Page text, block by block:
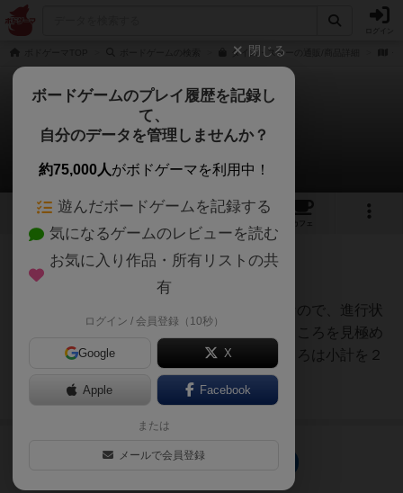
ダイス・スターの通販/商品詳細
ダイス・スター
1件の戦略やコツ
5 4
カフェ
41名
全てをうまくいかせるのは無理なので、進行状
況を見ながら、得点をとるべきところを見極め
ます。そして得点をとるべきところは小計を２
倍にするのがポイントです。
続きを読む（約5年前）
ダイス・スターのトップに戻る
閉じる
ボードゲームのプレイ履歴を記録し
て、
自分のデータを管理しませんか？
約75,000人がボドゲーマを利用中！
遊んだボードゲームを記録する
気になるゲームのレビューを読む
お気に入り作品・所有リストの共
有
ログイン / 会員登録（10秒）
Google X
Apple Facebook
または
メールで会員登録